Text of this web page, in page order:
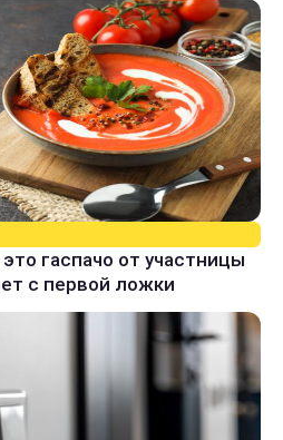
гаспачо от участницы
с первой ложки